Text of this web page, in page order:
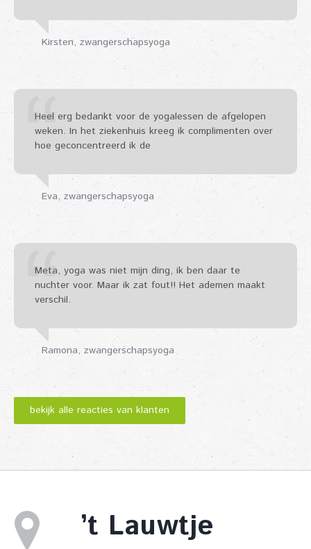
Kirsten zwangerschapsyoga
Heel erg bedankt voor de yogalessen de afgelopen
weken. In het ziekenhuis kreeg ik complimenten over
hoe geconcentreerd ik de
Eva zwangerschapsyoga
Meta, yoga was niet mijn ding, ik ben daar te
nuchter voor. Maar ik zat fout!! Het ademen maakt
verschil.
Ramona zwangerschapsyoga
bekijk alle reacties van klanten
’t Lauwtje